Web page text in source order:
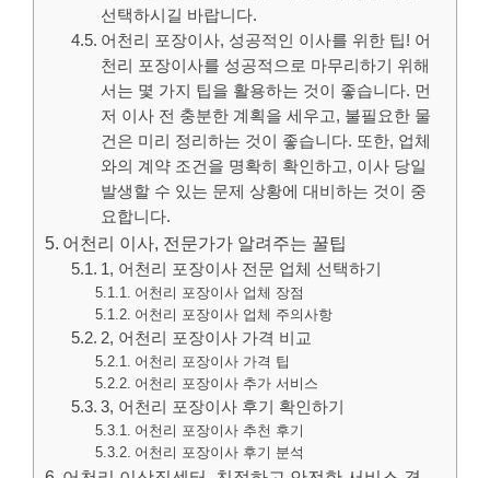
선택하시길 바랍니다.
어천리 포장이사, 성공적인 이사를 위한 팁! 어
천리 포장이사를 성공적으로 마무리하기 위해
서는 몇 가지 팁을 활용하는 것이 좋습니다. 먼
저 이사 전 충분한 계획을 세우고, 불필요한 물
건은 미리 정리하는 것이 좋습니다. 또한, 업체
와의 계약 조건을 명확히 확인하고, 이사 당일
발생할 수 있는 문제 상황에 대비하는 것이 중
요합니다.
어천리 이사, 전문가가 알려주는 꿀팁
1, 어천리 포장이사 전문 업체 선택하기
어천리 포장이사 업체 장점
어천리 포장이사 업체 주의사항
2, 어천리 포장이사 가격 비교
어천리 포장이사 가격 팁
어천리 포장이사 추가 서비스
3, 어천리 포장이사 후기 확인하기
어천리 포장이사 추천 후기
어천리 포장이사 후기 분석